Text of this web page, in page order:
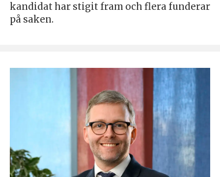
kandidat har stigit fram och flera funderar
på saken.